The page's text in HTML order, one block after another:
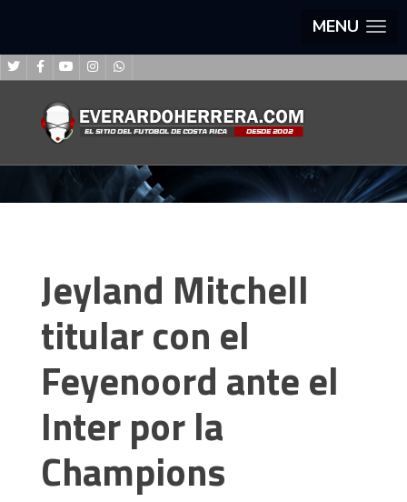
MENU
Jeyland Mitchell
titular con el
Feyenoord ante el
Inter por la
Champions